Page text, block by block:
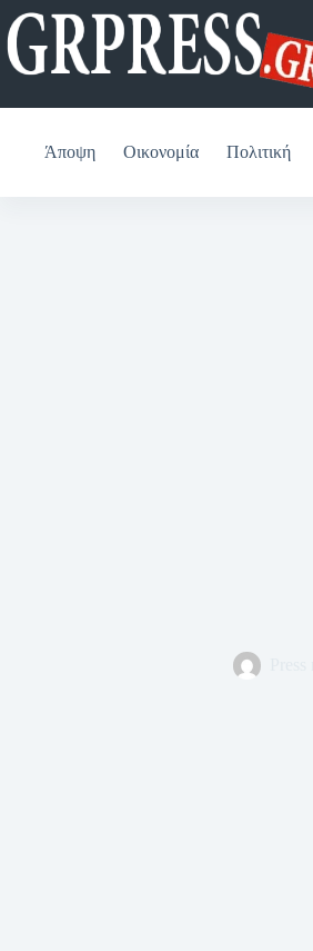
Μετάβαση
στο
περιεχόμενο
Άποψη Οικονομία Πολιτική